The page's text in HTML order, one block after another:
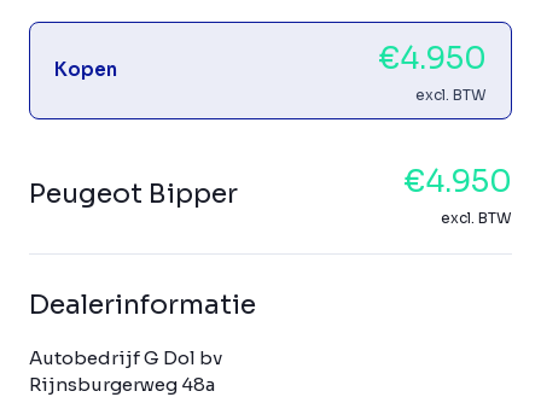
Kopen €4.950
excl. BTW
Peugeot Bipper €4.950
excl. BTW
Dealerinformatie
Autobedrijf G Dol bv
Rijnsburgerweg 48a